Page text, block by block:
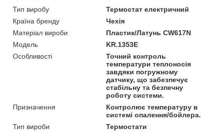
Тип виробу
Термостат електричний
Країна бренду
Чехія
Матеріал вироби
Пластик/Латунь CW617N
Мoдель
KR.1353E
Особливості
Точний контроль
температури теплоносія
завдяки погружному
датчику, що забезпечує
стабільну та безпечну
роботу системи.
Призначення
Контролює температуру в
системі опалення/бойлера.
Тип вироби
Термостати